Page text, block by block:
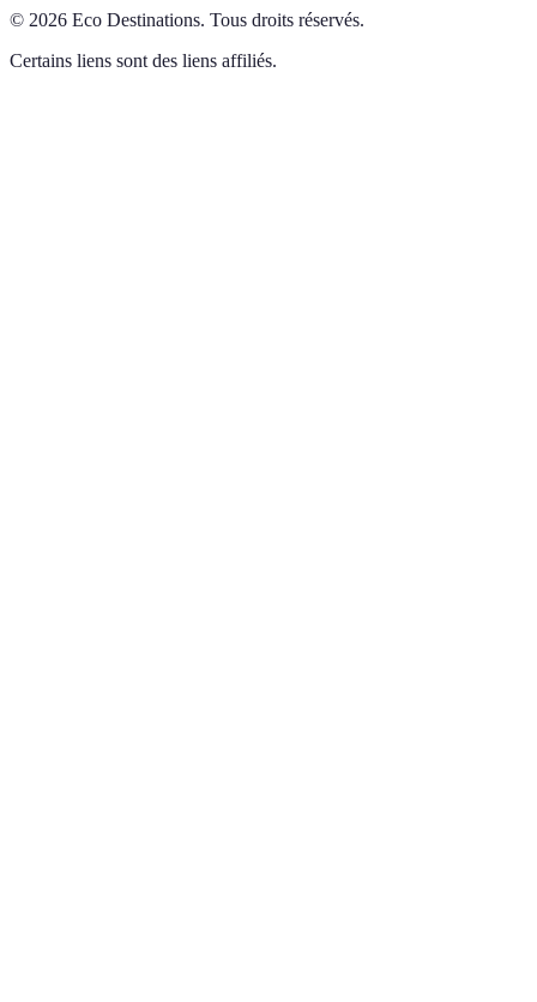
© 2026 Eco Destinations. Tous droits réservés.
Certains liens sont des liens affiliés.